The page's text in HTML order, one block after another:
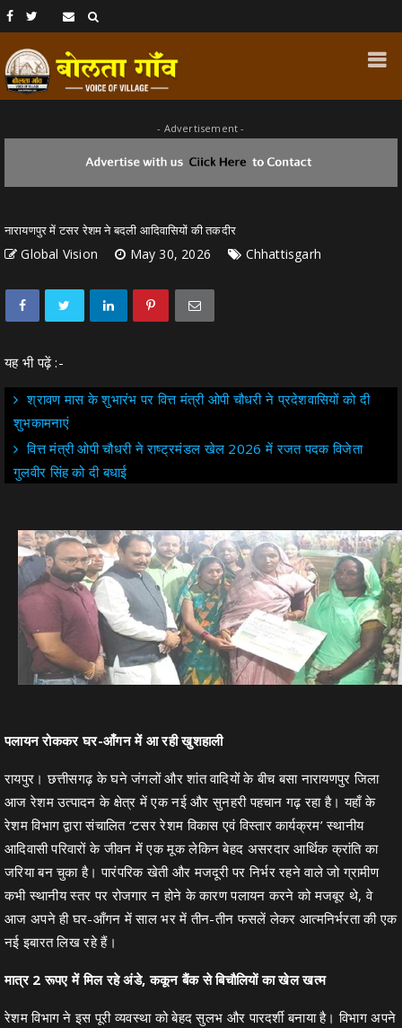
- Advertisement -
नारायणपुर में टसर रेशम ने बदली आदिवासियों की तकदीर
Global Vision May 30, 2026 Chhattisgarh
यह भी पढ़ें :-
श्रावण मास के शुभारंभ पर वित्त मंत्री ओपी चौधरी ने प्रदेशवासियों को दी
शुभकामनाएं
वित्त मंत्री ओपी चौधरी ने राष्ट्रमंडल खेल 2026 में रजत पदक विजेता
गुलवीर सिंह को दी बधाई
पलायन रोककर घर-आँगन में आ रही खुशहाली
रायपुर। छत्तीसगढ़ के घने जंगलों और शांत वादियों के बीच बसा नारायणपुर जिला
आज रेशम उत्पादन के क्षेत्र में एक नई और सुनहरी पहचान गढ़ रहा है। यहाँ के
रेशम विभाग द्वारा संचालित ‘टसर रेशम विकास एवं विस्तार कार्यक्रम’ स्थानीय
आदिवासी परिवारों के जीवन में एक मूक लेकिन बेहद असरदार आर्थिक क्रांति का
जरिया बन चुका है। पारंपरिक खेती और मजदूरी पर निर्भर रहने वाले जो ग्रामीण
कभी स्थानीय स्तर पर रोजगार न होने के कारण पलायन करने को मजबूर थे, वे
आज अपने ही घर-आँगन में साल भर में तीन-तीन फसलें लेकर आत्मनिर्भरता की एक
नई इबारत लिख रहे हैं।
मात्र 2 रूपए में मिल रहे अंडे, ककून बैंक से बिचौलियों का खेल खत्म
रेशम विभाग ने इस पूरी व्यवस्था को बेहद सुलभ और पारदर्शी बनाया है। विभाग अपने